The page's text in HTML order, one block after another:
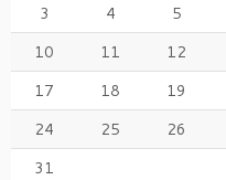
3
4 5
10
11 12
17
18 19
24
25 26
31